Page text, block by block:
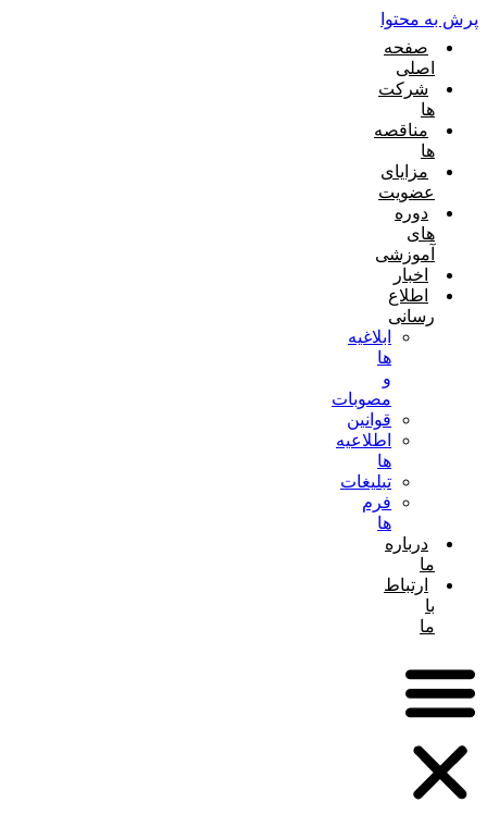
پرش به محتوا
صفحه
اصلی
شرکت
ها
مناقصه
ها
مزایای
عضویت
دوره
های
آموزشی
اخبار
اطلاع
رسانی
ابلاغیه
ها
و
مصوبات
قوانین
اطلاعیه
ها
تبلیغات
فرم
ها
درباره
ما
ارتباط
با
ما